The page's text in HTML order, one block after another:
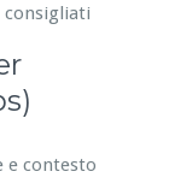
e contesto